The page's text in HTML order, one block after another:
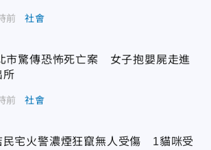
前 社會
市驚傳恐怖死亡案 女子抱嬰屍走進
所
前 社會
民宅火警濃煙狂竄無人受傷 1貓咪受